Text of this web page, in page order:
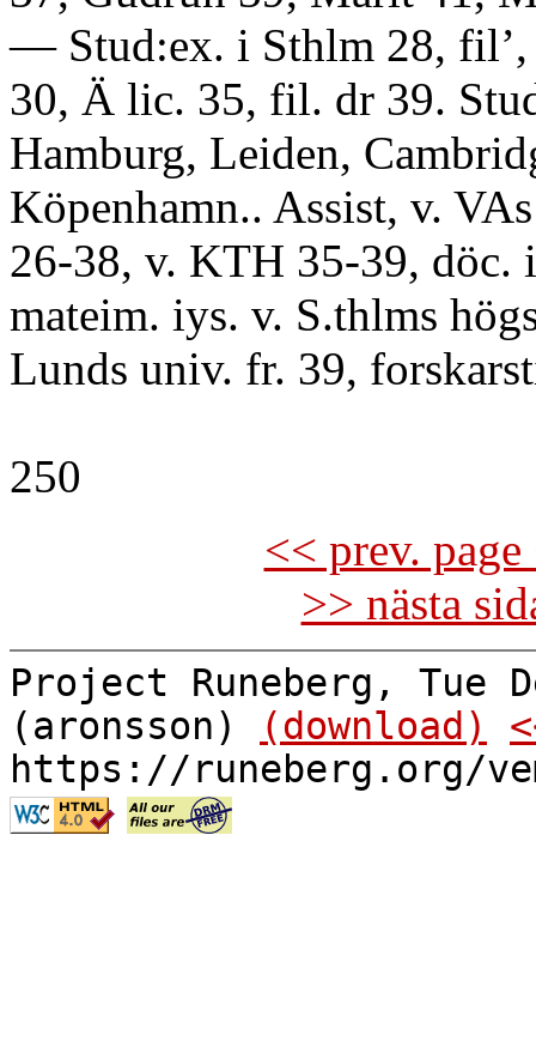
— Stud:ex. i Sthlm 28, fil’,
30, Ä lic. 35, fil. dr 39.
Hamburg, Leiden,
Köpenhamn.. Assist, v.
26-38, v. KTH 35-39, döc.
mateim. iys. v. S.thlms
Lunds univ. fr. 39,
250
<< prev.
>> nästa
Project Runeberg, Tue
(aronsson)
(download)
https://runeberg.org/